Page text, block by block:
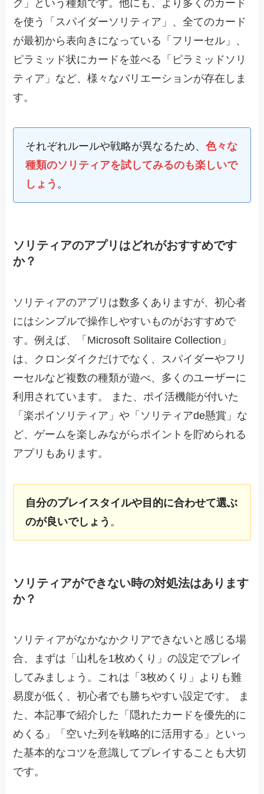
ク」という種類です。他にも、より多くのカード
を使う「スパイダーソリティア」、全てのカード
が最初から表向きになっている「フリーセル」、
ピラミッド状にカードを並べる「ピラミッドソリ
ティア」など、様々なバリエーションが存在しま
す。
それぞれルールや戦略が異なるため、色々な
種類のソリティアを試してみるのも楽しいで
しょう 。
ソリティアのアプリはどれがおすすめです
か？
ソリティアのアプリは数多くありますが、初心者
にはシンプルで操作しやすいものがおすすめで
す。例えば、「Microsoft Solitaire Collection」
は、クロンダイクだけでなく、スパイダーやフリ
ーセルなど複数の種類が遊べ、多くのユーザーに
利用されています。 また、ポイ活機能が付いた
「楽ポイソリティア」や「ソリティアde懸賞」な
ど、ゲームを楽しみながらポイントを貯められる
アプリもあります。
自分のプレイスタイルや目的に合わせて選ぶ
のが良いでしょう 。
ソリティアができない時の対処法はあります
か？
ソリティアがなかなかクリアできないと感じる場
合、まずは「山札を1枚めくり」の設定でプレイ
してみましょう。これは「3枚めくり」よりも難
易度が低く、初心者でも勝ちやすい設定です。 ま
た、本記事で紹介した「隠れたカードを優先的に
めくる」「空いた列を戦略的に活用する」といっ
た基本的なコツを意識してプレイすることも大切
です。